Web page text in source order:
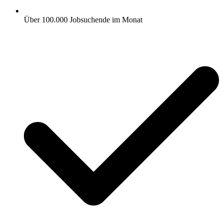
Über 100.000 Jobsuchende im Monat